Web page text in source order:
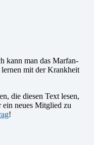
kann man das Marfan-
mit der Krankheit
die diesen Text lesen,
neues Mitglied zu
!